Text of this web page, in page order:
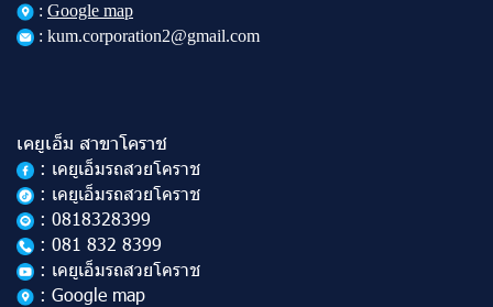
: Google map
: kum.corporation2@gmail.com
เคยูเอ็ม สาขาโคราช
: เคยูเอ็มรถสวยโคราช
: เคยูเอ็มรถสวยโคราช
: 0818328399
: 081 832 8399
: เคยูเอ็มรถสวยโคราช
: Google map